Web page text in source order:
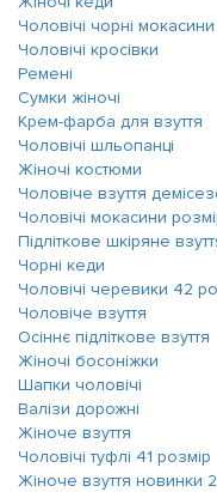
Чоловічі чорні мокасини
Чоловічі кросівки
Ремені
Сумки жіночі
Крем-фарба для взуття
Чоловічі шльопанці
Жіночі костюми
Чоловіче взуття
Чоловічі мокасини
Підліткове шкіряне
Чорні кеди
Чоловічі черевики 42
Чоловіче взуття
Осіннє підліткове взуття
Жіночі босоніжки
Шапки чоловічі
Валізи дорожні
Жіноче взуття
Чоловічі туфлі 41 розмір
Жіноче взуття новинки